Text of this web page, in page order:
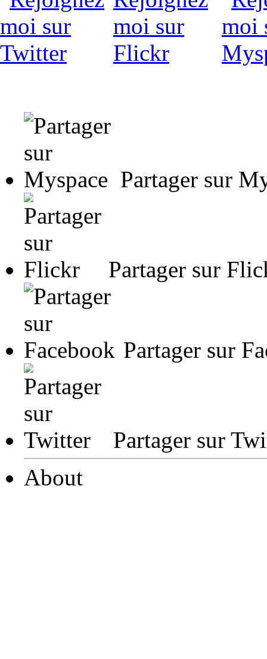
Partager sur
Partager sur
Partager sur
Partager sur
About